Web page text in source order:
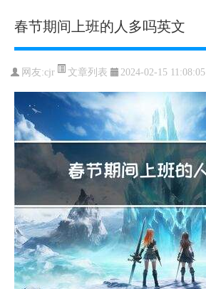
春节期间上班的人多吗英文
网友:cjr 文章列表 2024-02-15 11:08:05